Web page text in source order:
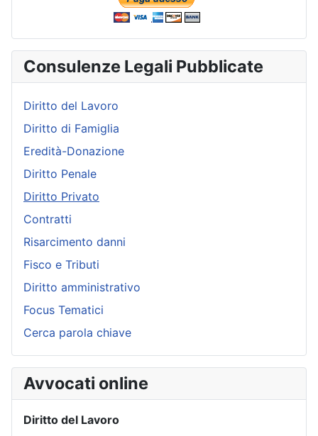
Consulenze Legali Pubblicate
Diritto del Lavoro
Diritto di Famiglia
Eredità-Donazione
Diritto Penale
Diritto Privato
Contratti
Risarcimento danni
Fisco e Tributi
Diritto amministrativo
Focus Tematici
Cerca parola chiave
Avvocati online
Diritto del Lavoro